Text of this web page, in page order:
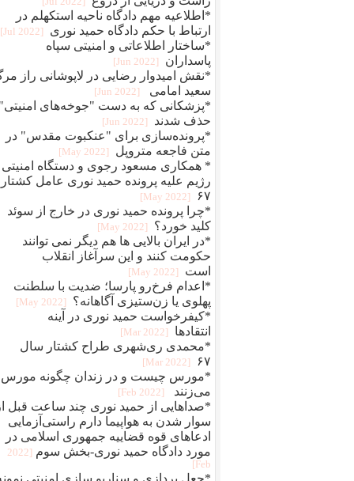
*اطلاعیه مهم دادگاه ناحیه استکهلم در
ارتباط با حکم دادگاه حمید نوری
[2022 Jul]
*ساختار اطلاعاتی و امنیتی سپاه
پاسداران
[2022 Jun]
*نقش امیدوار رضایی در لاپوشانی راز
سعید امامی
[2022 Jun]
*پزشکانی که به دست "جوخه‌های
حذف شدند
[2022 Jun]
*پرونده‌سازی برای "عنکبوت مقدس" در
متن فاجعه متروپل
[2022 May]
* همکاری مسعود رجوی و دستگاه امنیتی
رژیم علیه پرونده حمید نوری عامل کشتار
۶۷
[2022 May]
*چرا پرونده حمید نوری در خارج از سوئد
کلید خورد؟
[2022 May]
*در ایران بالایی ها هم دیگر نمی توانند
حکومت کنند و این سرآغاز انقلاب
است
[2022 May]
*اعدام فرخ‌رو پارسا؛ ضديت با سلطنت
پهلوی يا زن‌ستيزی آگاهانه؟
[2022 May]
*کیفرخواست حمید نوری در آینه
انتقادها
[2022 Mar]
*محمدی‌ ری‌شهری طراح کشتار سال
۶۷
[2022 Mar]
*مورس چیست و در زندان چگونه مورس
می‌زنند
[2022 Feb]
*صداهایی از حمید نوری چند ساعت قبل
سوار شدن به هواپیما دارم راستی‌آزمایی
ادعاهای قوه قضاییه جمهوری اسلامی در
مورد دادگاه حمید نوری-بخش سوم
[2022
Feb]
*جعل پردازی و سناريو سازی امنيتی